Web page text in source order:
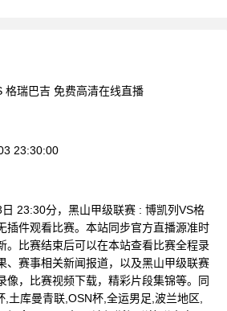
格瑞巴吉 免费高清在线直播
23:30:00
23:30分，黑山甲级联赛 : 博凯列VS格
插件观看比赛。本站同步官方直播源准时
。比赛结束后可以在本站查看比赛全程录
、赛事相关新闻报道，以及黑山甲级联赛
像，比赛视频下载，精彩片段集锦等。同
,土库曼青联,OSN杯,全运男足,波兰地区,